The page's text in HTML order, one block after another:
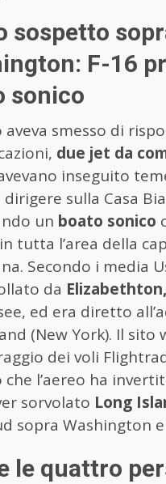
sospetto
F-16
sonico
aveva smesso di
due jet da
inseguito
sulla Casa
un boato sonico
tutta l’area della
Secondo i media
da Elizabethton,
ed era diretto
(New York). Il sito
dei voli
che l’aereo ha
sorvolato Long
sopra Washington
le quattro